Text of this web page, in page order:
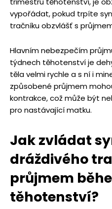
vypořádat, pokud trpíte
tračníku obzvlášť s
Hlavním nebezpečím
týdnech těhotenství je
těla velmi rychle a s ní i
způsobené průjmem
kontrakce, což může být
pro nastávající matku.
Jak zvládat
dráždivého
průjmem
těhotenství?